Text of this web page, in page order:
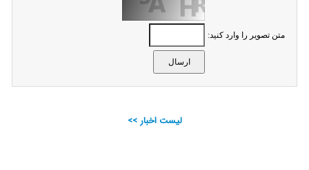
متن تصویر را وارد کنید:
لیست اخبار >>